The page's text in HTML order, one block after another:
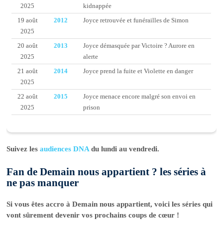
2025
kidnappée
19 août
2025
2012 Joyce retrouvée et funérailles de Simon
20 août
2025
2013
Joyce démasquée par Victoire ? Aurore en
alerte
21 août
2025
2014 Joyce prend la fuite et Violette en danger
22 août
2025
2015
Joyce menace encore malgré son envoi en
prison
Suivez lesaudiences DNA du lundi au vendredi.
Fan de Demain nous appartient ? les séries à
ne pas manquer
Si vous êtes accro à Demain nous appartient, voici les séries qui
vont sûrement devenir vos prochains coups de cœur !